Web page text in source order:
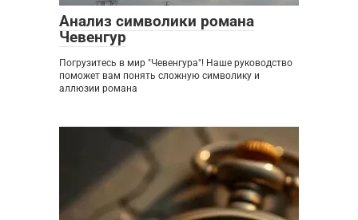
Анализ символики романа
Чевенгур
Погрузитесь в мир "Чевенгура"! Наше руководство
поможет вам понять сложную символику и
аллюзии романа